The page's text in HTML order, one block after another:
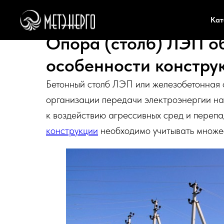
Опора (столб) ЛЭП
особенности
Бетонный столб ЛЭП или
организации передачи электроэнергии
к воздействию агрессивных сред и
конструкции необходимо учитывать